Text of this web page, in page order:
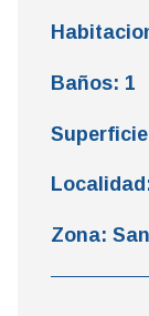
Baños: 1
Superficie
Localidad
Zona: